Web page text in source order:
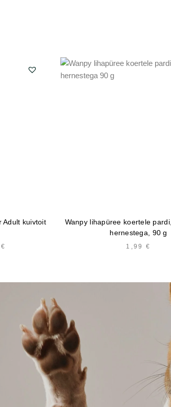
Adult kuivtoit
€
Wanpy lihapüree koertele
hernestega, 90 g
1,99€